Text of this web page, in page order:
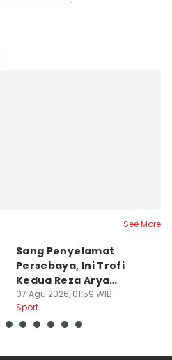
See More
Sang Penyelamat
Persebaya, Ini Trofi
Kedua Reza Arya
Bersama Tavares
07 Agu 2026, 01:59 WIB
Sport